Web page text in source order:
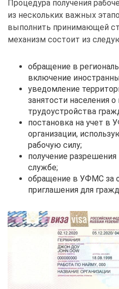
Процедура получения
из нескольких важных
выполнить принимающей
механизм состоит из
обращение в
включение
уведомление
занятости населения
трудоустройства
постановка на учет в
организации,
рабочую силу;
получение
службе;
обращение в УФМС за
приглашения для